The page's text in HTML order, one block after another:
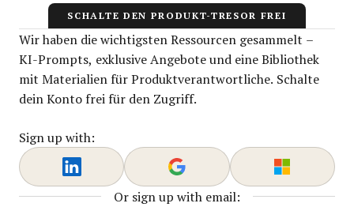
SCHALTE DEN PRODUKT-TRESOR FREI
Wir haben die wichtigsten Ressourcen gesammelt –
KI-Prompts, exklusive Angebote und eine Bibliothek
mit Materialien für Produktverantwortliche. Schalte
dein Konto frei für den Zugriff.
Sign up with:
Or sign up with email: